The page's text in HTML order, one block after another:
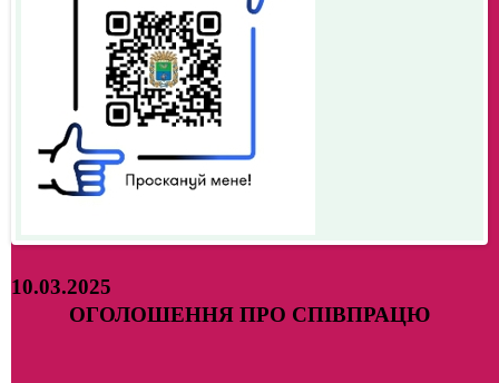
10.03.2025
ОГОЛОШЕННЯ ПРО СПІВПРАЦЮ